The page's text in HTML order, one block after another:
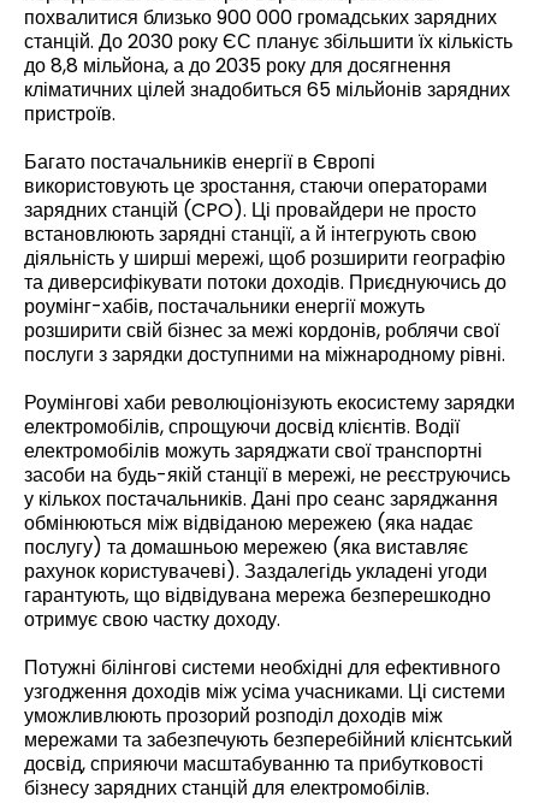
похвалитися близько 900 000 громадських зарядних
станцій. До 2030 року ЄС планує збільшити їх кількість
до 8,8 мільйона, а до 2035 року для досягнення
кліматичних цілей знадобиться 65 мільйонів зарядних
пристроїв.
Багато постачальників енергії в Європі
використовують це зростання, стаючи операторами
зарядних станцій (CPO). Ці провайдери не просто
встановлюють зарядні станції, а й інтегрують свою
діяльність у ширші мережі, щоб розширити географію
та диверсифікувати потоки доходів. Приєднуючись до
роумінг-хабів, постачальники енергії можуть
розширити свій бізнес за межі кордонів, роблячи свої
послуги з зарядки доступними на міжнародному рівні.
Роумінгові хаби революціонізують екосистему зарядки
електромобілів, спрощуючи досвід клієнтів. Водії
електромобілів можуть заряджати свої транспортні
засоби на будь-якій станції в мережі, не реєструючись
у кількох постачальників. Дані про сеанс заряджання
обмінюються між відвіданою мережею (яка надає
послугу) та домашньою мережею (яка виставляє
рахунок користувачеві). Заздалегідь укладені угоди
гарантують, що відвідувана мережа безперешкодно
отримує свою частку доходу.
Потужні білінгові системи необхідні для ефективного
узгодження доходів між усіма учасниками. Ці системи
уможливлюють прозорий розподіл доходів між
мережами та забезпечують безперебійний клієнтський
досвід, сприяючи масштабуванню та прибутковості
бізнесу зарядних станцій для електромобілів.